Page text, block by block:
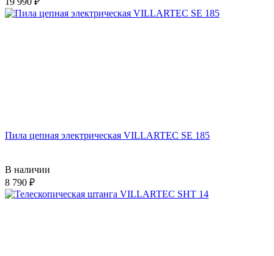
Пила цепная электрическая VILLARTEC SE 185
В наличии
8 790